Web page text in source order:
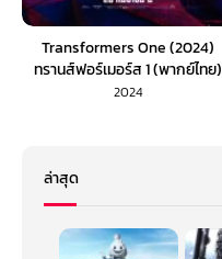
Transformers One (2024)
ทรานส์ฟอร์เมอร์ส 1 (พากย์ไทย)
2024
ล่าสุด